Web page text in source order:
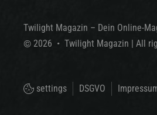
Twilight Magazin – Dein Online-
© 2026 • Twilight Magazin | All
settings DSGVO